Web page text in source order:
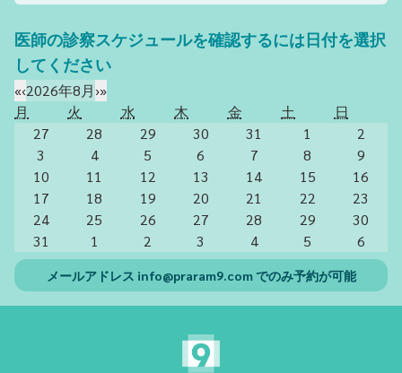
医師の診察スケジュールを確認するには日付を選択
してください
«‹2026年8月›»
月
火 水 木 金 土
日
27
28 29 30 31 1
2
3
4 5 6 7 8
9
10
11 12 13 14 15
16
17
18 19 20 21 22
23
24
25 26 27 28 29
30
31
1 2 3 4 5 6
メールアドレス info@praram9.comでのみ予約が可能